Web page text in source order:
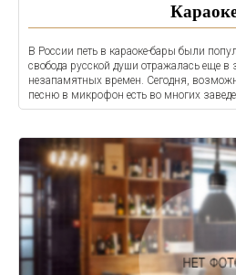
В России петь в караоке-бары были
свобода русской души отражалась еще в
незапамятных времен. Сегодня,
песню в микрофон есть во многих